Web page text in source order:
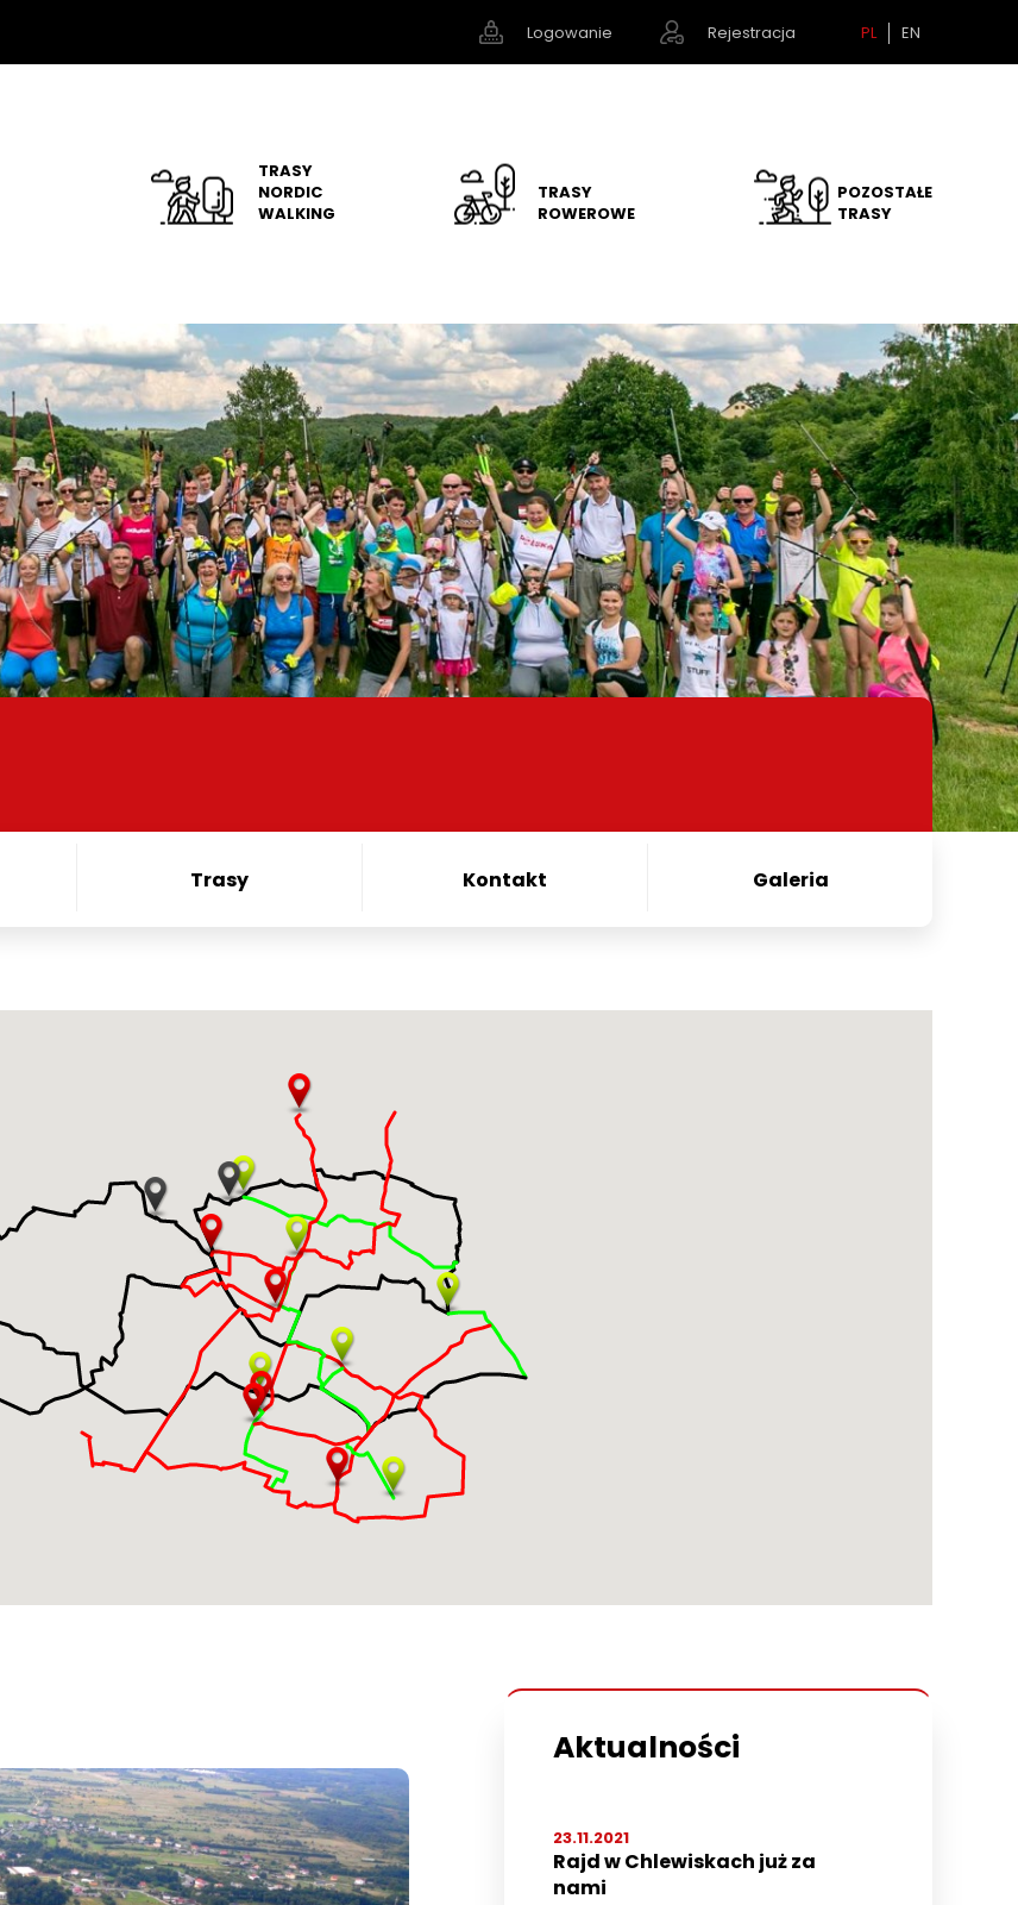
Logowanie Rejestracja PL EN
TRASY
NORDIC
WALKING
TRASY
ROWEROWE
POZOSTAŁE
TRASY
Trasy Kontakt Galeria
Aktualności
23.11.2021
Rajd w Chlewiskach już za
nami